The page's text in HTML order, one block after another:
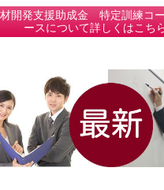
材開発支援助成金 特定訓練コ
ースについて詳しくはこち